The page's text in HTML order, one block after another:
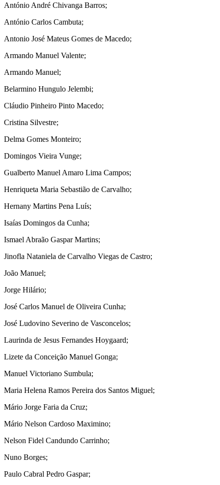
António André Chivanga Barros;
António Carlos Cambuta;
Antonio José Mateus Gomes de Macedo;
Armando Manuel Valente;
Armando Manuel;
Belarmino Hungulo Jelembi;
Cláudio Pinheiro Pinto Macedo;
Cristina Silvestre;
Delma Gomes Monteiro;
Domingos Vieira Vunge;
Gualberto Manuel Amaro Lima Campos;
Henriqueta Maria Sebastião de Carvalho;
Hernany Martins Pena Luís;
Isaías Domingos da Cunha;
Ismael Abraão Gaspar Martins;
Jinofla Nataniela de Carvalho Viegas de Castro;
João Manuel;
Jorge Hilário;
José Carlos Manuel de Oliveira Cunha;
José Ludovino Severino de Vasconcelos;
Laurinda de Jesus Fernandes Hoygaard;
Lizete da Conceição Manuel Gonga;
Manuel Victoriano Sumbula;
Maria Helena Ramos Pereira dos Santos Miguel;
Mário Jorge Faria da Cruz;
Mário Nelson Cardoso Maximino;
Nelson Fidel Candundo Carrinho;
Nuno Borges;
Paulo Cabral Pedro Gaspar;